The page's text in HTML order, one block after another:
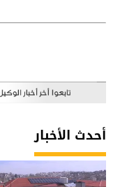
أحدث الأخبار